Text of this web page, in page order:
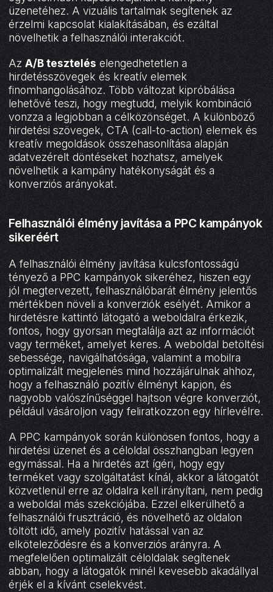
üzenetéhez. A vizuális tartalmak segítenek az
érzelmi kapcsolat kialakításában, és ezáltal
növelhetik a felhasználói interakciót.
AzA/B tesztelés elengedhetetlen a
hirdetésszövegek és kreatív elemek
finomhangolásához. Több változat kipróbálása
lehetővé teszi, hogy megtudd, melyik kombináció
vonzza a legjobban a célközönséget. A különböző
hirdetési szövegek, CTA (call-to-action) elemek és
kreatív megoldások összehasonlítása alapján
adatvezérelt döntéseket hozhatsz, amelyek
növelhetik a kampány hatékonyságát és a
konverziós arányokat.
Felhasználói élmény javítása a PPC kampányok
sikeréért
A felhasználói élmény javítása kulcsfontosságú
tényező a PPC kampányok sikeréhez, hiszen egy
jól megtervezett, felhasználóbarát élmény jelentős
mértékben növeli a konverziók esélyét. Amikor a
hirdetésre kattintó látogató a weboldalra érkezik,
fontos, hogy gyorsan megtalálja azt az információt
vagy terméket, amelyet keres. A weboldal betöltési
sebessége, navigálhatósága, valamint a mobilra
optimalizált megjelenés mind hozzájárulnak ahhoz,
hogy a felhasználó pozitív élményt kapjon, és
nagyobb valószínűséggel hajtson végre konverziót,
például vásároljon vagy feliratkozzon egy hírlevélre.
A PPC kampányok során különösen fontos, hogy a
hirdetési üzenet és a céloldal összhangban legyen
egymással. Ha a hirdetés azt ígéri, hogy egy
terméket vagy szolgáltatást kínál, akkor a látogatót
közvetlenül erre az oldalra kell irányítani, nem pedig
a weboldal más szekciójába. Ezzel elkerülhető a
felhasználói frusztráció, és növelhető az oldalon
töltött idő, amely pozitív hatással van az
elköteleződésre és a konverziós arányra. A
megfelelően optimalizált céloldalak segítenek
abban, hogy a látogatók minél kevesebb akadállyal
érjék el a kívánt cselekvést.